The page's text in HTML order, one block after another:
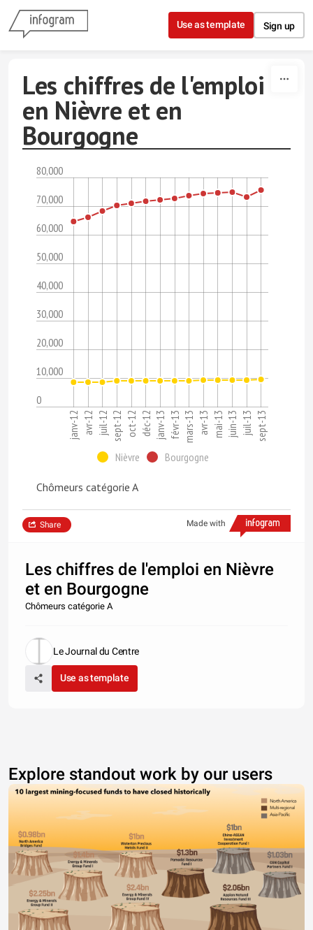
Skip to content
Use as template Sign up
Les chiffres de l'emploi
en Nièvre et en
Bourgogne
0
10,000
20,000
30,000
40,000
50,000
60,000
70,000
80,000
janv-12 avr-12 juil-12 sept-12oct-12 déc-12 janv-13 févr-13 mars-13 avr-13 mai-13 juin-13 juil-13 sept-13
Nièvre Bourgogne
Chômeurs catégorie A
Made with
Share
Les chiffres de l'emploi en Nièvre
et en Bourgogne
Chômeurs catégorie A
Le Journal du Centre
Use as template
Explore standout work by our users